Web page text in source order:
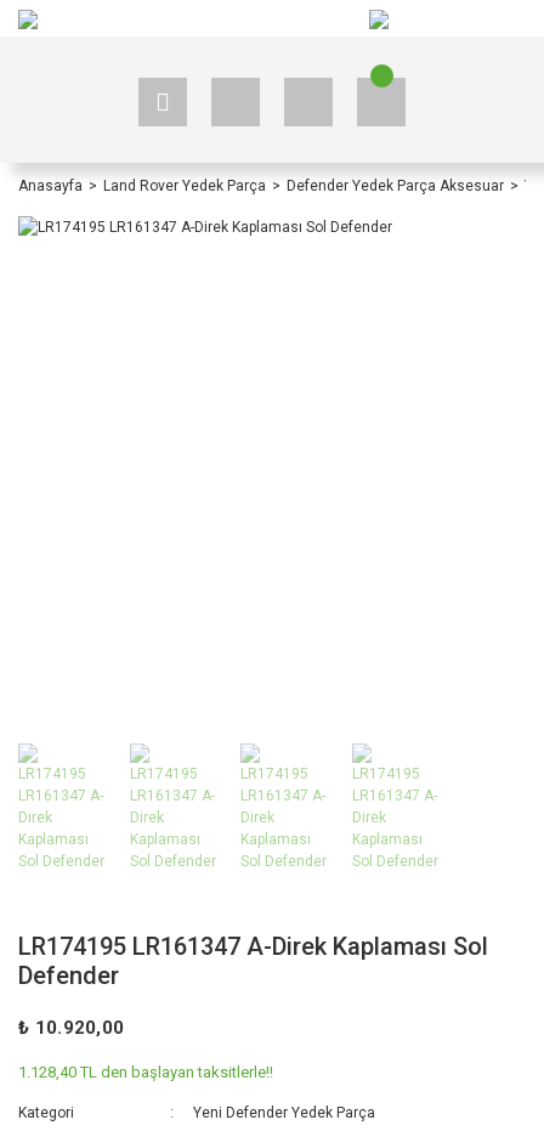
Anasayfa Land Rover Yedek Parça Defender Yedek Parça Aksesuar
LR174195 LR161347 A-Direk Kaplaması Sol
Defender
₺ 10.920,00
1.128,40 TL den başlayan taksitlerle!!
Kategori
Yeni Defender Yedek Parça